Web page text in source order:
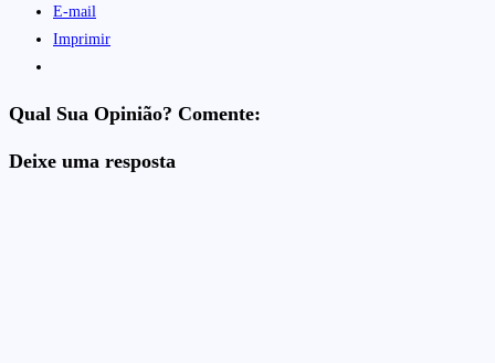
E-mail
Imprimir
Qual Sua Opinião? Comente:
Deixe uma resposta